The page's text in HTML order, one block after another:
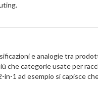
e analogie tra
che categorie usate per
1 ad esempio si capisce